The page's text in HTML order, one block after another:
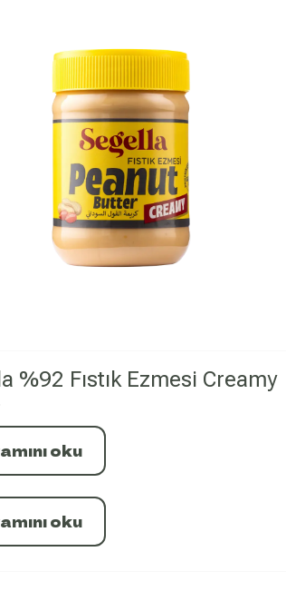
%92 Fıstık Ezmesi Creamy
oku
oku